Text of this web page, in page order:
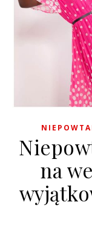
na